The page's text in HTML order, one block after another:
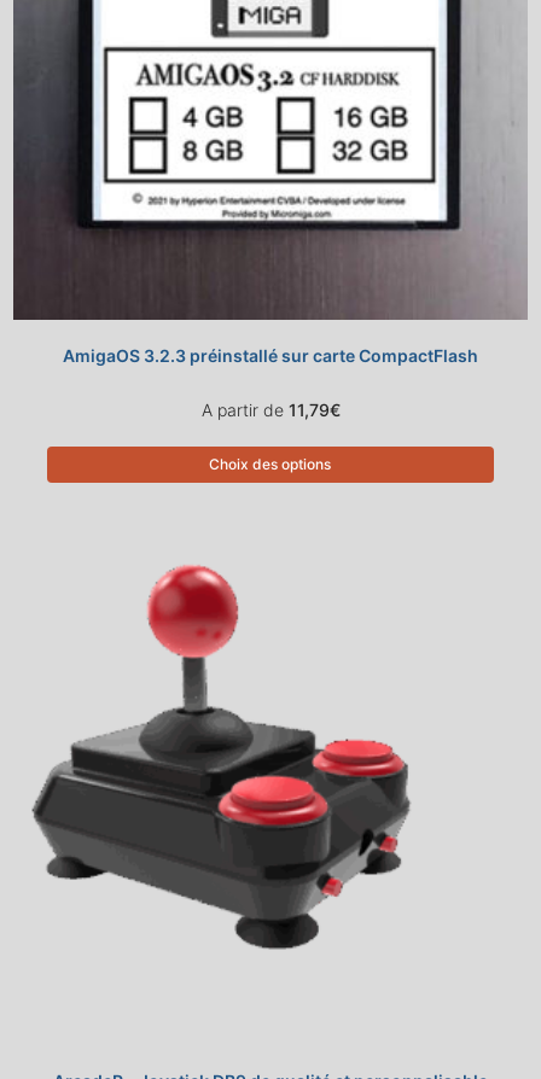
AmigaOS 3.2.3 préinstallé sur carte CompactFlash
A partir de 11,79€
Choix des options